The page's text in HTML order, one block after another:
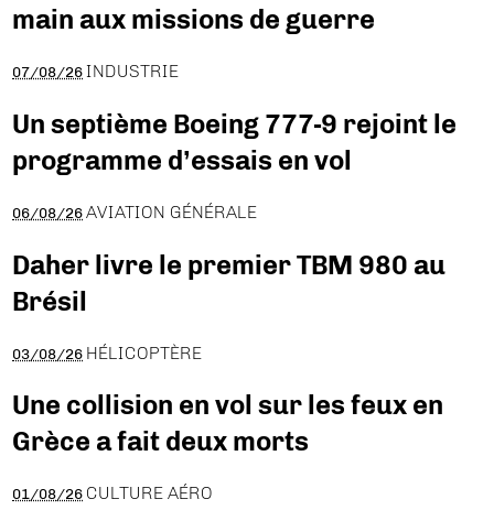
main aux missions de guerre
07/08/26 INDUSTRIE
Un septième Boeing 777-9 rejoint le
programme d’essais en vol
06/08/26 AVIATION GÉNÉRALE
Daher livre le premier TBM 980 au
Brésil
03/08/26 HÉLICOPTÈRE
Une collision en vol sur les feux en
Grèce a fait deux morts
01/08/26 CULTURE AÉRO